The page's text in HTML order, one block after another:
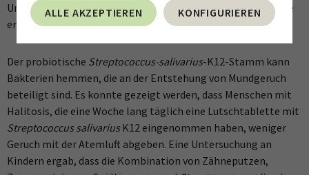
ALLE AKZEPTIEREN KONFIGURIEREN
Umwandlung durch verschiedene Bakterien in der Mundhöhle
entstehen geruchsintensive flüchtige Verbindungen.
Der probiotische Streptococcus-salivarius-K12-Stamm kann
Bakterien hemmen, die an der Entstehung von Mundgeruch
beteiligt sind. Es konnte gezeigt werden, dass Menschen mit
Halitosis, die eine Woche lang täglich eine Lutschtablette mit
Streptococcus salivarius K12 eingenommen haben, weniger
Geruch mit der Atemluft abgeben. Eine Untersuchung an
Kindern ergab, dass die Kombination von Zähneputzen,